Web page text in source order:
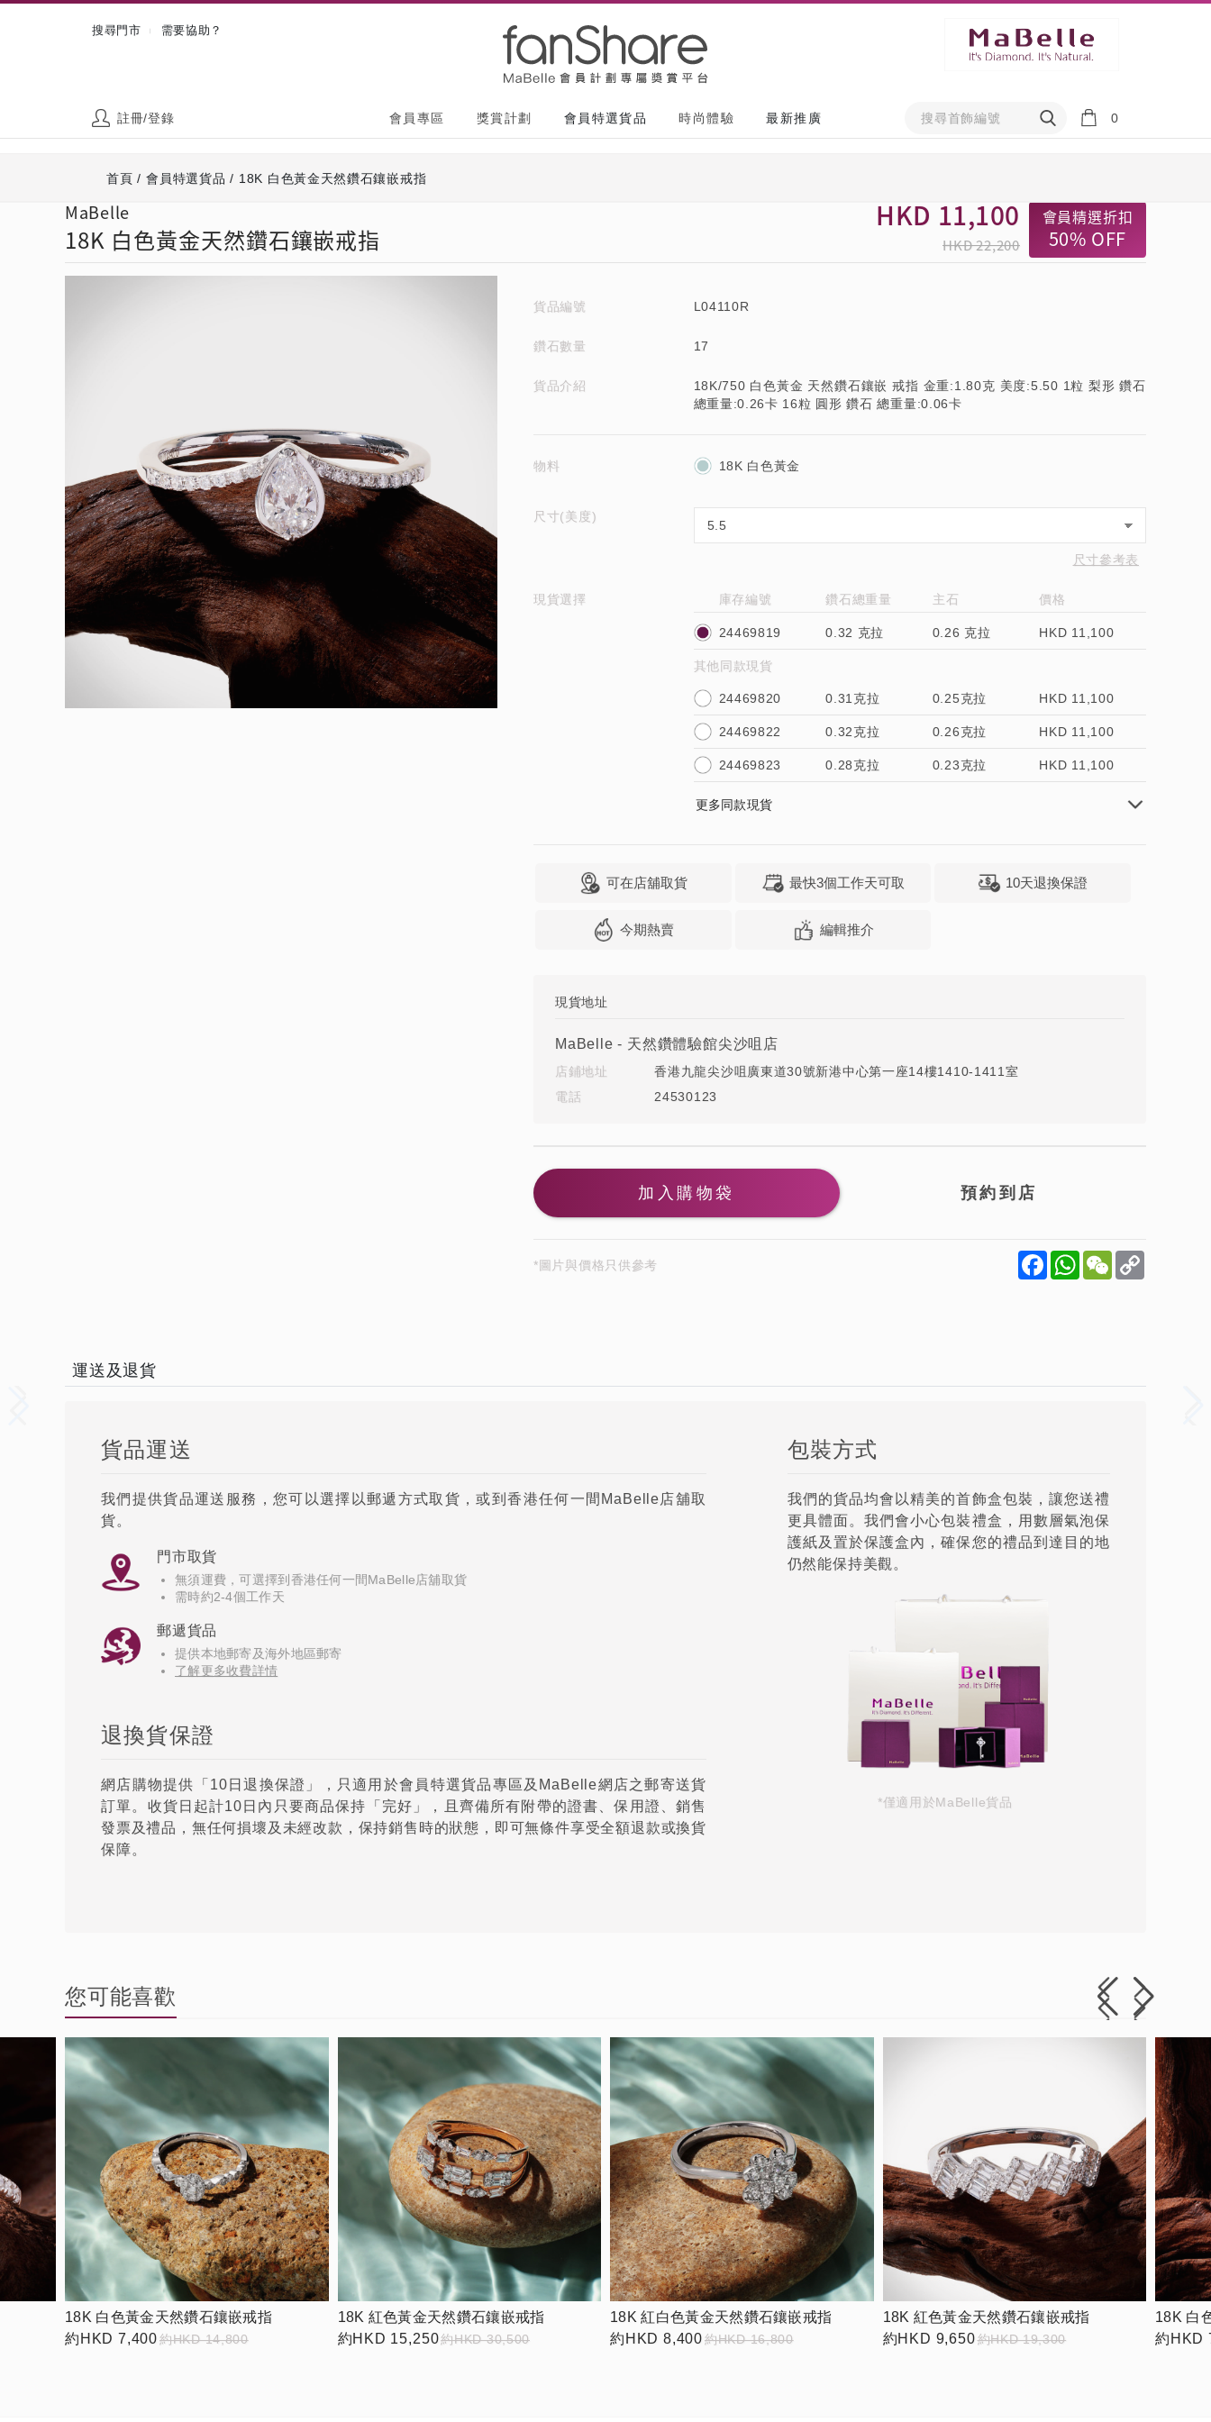
搜尋門市 需要協助？
註冊/登錄 會員專區 獎賞計劃 會員特選貨品 時尚體驗 最新推廣 0
首頁 / 會員特選貨品 / 18K 白色黃金天然鑽石鑲嵌戒指
MaBelle
18K 白色黃金天然鑽石鑲嵌戒指
HKD 11,100
HKD 22,200
會員精選折扣
50% OFF
貨品編號 L04110R
鑽石數量 17
貨品介紹
18K/750 白色黃金 天然鑽石鑲嵌 戒指 金重:1.80克 美度:5.50 1粒 梨形 鑽石
總重量:0.26卡 16粒 圓形 鑽石 總重量:0.06卡
物料 18K 白色黃金
尺寸(美度)
尺寸參考表
現貨選擇 庫存編號 鑽石總重量 主石 價格
24469819 0.32 克拉 0.26 克拉 HKD 11,100
其他同款現貨
24469820 0.31克拉 0.25克拉 HKD 11,100
24469822 0.32克拉 0.26克拉 HKD 11,100
24469823 0.28克拉 0.23克拉 HKD 11,100
更多同款現貨
可在店舖取貨 最快3個工作天可取 10天退換保證
今期熱賣 編輯推介
現貨地址
MaBelle - 天然鑽體驗館尖沙咀店
店鋪地址
香港九龍尖沙咀廣東道30號新港中心第一座14樓1410-1411室
電話
24530123
加入購物袋
*圖片與價格只供參考 Facebook
WhatsApp
WeChat
運送及退貨
貨品運送
我們提供貨品運送服務，您可以選擇以郵遞方式取貨，或到香港任何一間MaBelle店舖取
貨。
門市取貨
無須運費，可選擇到香港任何一間MaBelle店舖取貨
需時約2-4個工作天
郵遞貨品
提供本地郵寄及海外地區郵寄
了解更多收費詳情
退換貨保證
網店購物提供「10日退換保證」，只適用於會員特選貨品專區及MaBelle網店之郵寄送貨
訂單。收貨日起計10日內只要商品保持「完好」，且齊備所有附帶的證書、保用證、銷售
發票及禮品，無任何損壞及未經改款，保持銷售時的狀態，即可無條件享受全額退款或換貨
保障。
包裝方式
我們的貨品均會以精美的首飾盒包裝，讓您送禮
更具體面。我們會小心包裝禮盒，用數層氣泡保
護紙及置於保護盒內，確保您的禮品到達目的地
仍然能保持美觀。
*僅適用於MaBelle貨品
您可能喜歡
18K 白色黃金天然鑽石鑲嵌戒指
約HKD 7,400約HKD 14,800
18K 紅色黃金天然鑽石鑲嵌戒指
約HKD 15,250約HKD 30,500
18K 紅白色黃金天然鑽石鑲嵌戒指
約HKD 8,400約HKD 16,800
18K 紅色黃金天然鑽石鑲嵌戒指
約HKD 9,650約HKD 19,300
18K 白
約HKD